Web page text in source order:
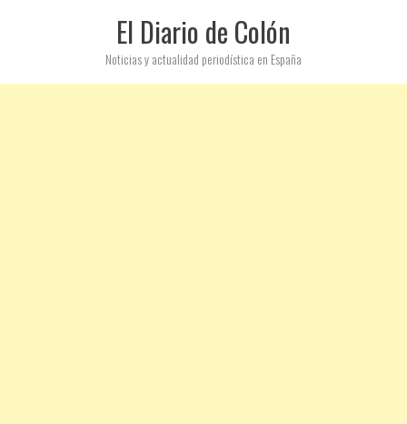
El Diario de Colón
Noticias y actualidad periodística en España